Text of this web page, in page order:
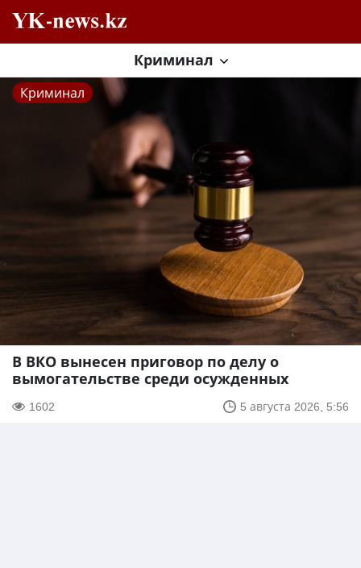
Криминал
Криминал
В ВКО вынесен приговор по делу о
вымогательстве среди осужденных
1602 5 августа 2026, 5:56